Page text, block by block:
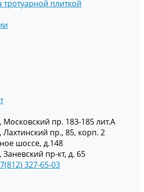
тротуарной плиткой
Московский пр. 183-185 лит.А
Лахтинский пр., 85, корп. 2
шоссе, д.148
Заневский пр-кт, д. 65
327-65-03